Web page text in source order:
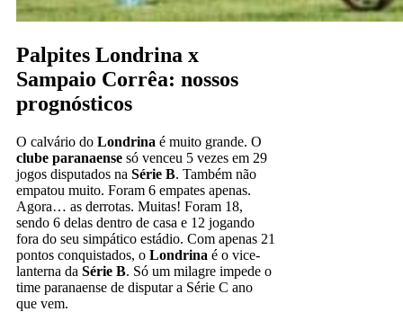
Palpites Londrina x
Sampaio Corrêa: nossos
prognósticos
O calvário do Londrina é muito grande. O
clube paranaense só venceu 5 vezes em 29
jogos disputados na Série B. Também não
empatou muito. Foram 6 empates apenas.
Agora… as derrotas. Muitas! Foram 18,
sendo 6 delas dentro de casa e 12 jogando
fora do seu simpático estádio. Com apenas 21
pontos conquistados, o Londrina é o vice-
lanterna da Série B. Só um milagre impede o
time paranaense de disputar a Série C ano
que vem.